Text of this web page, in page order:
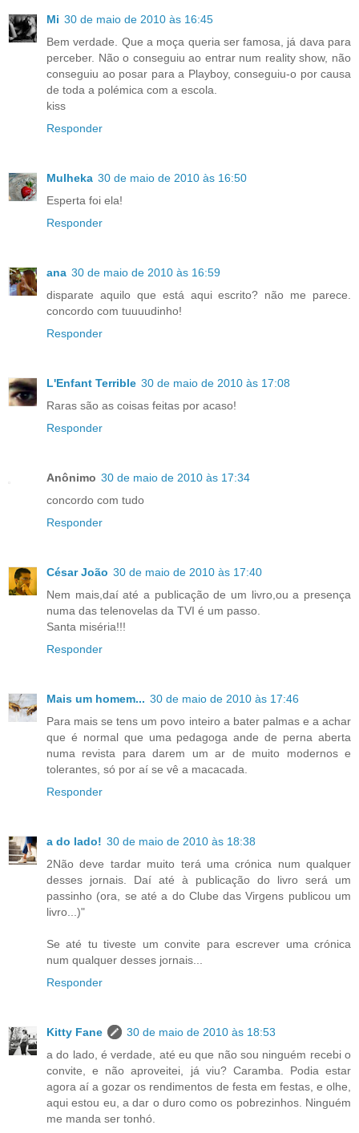
Mi 30 de maio de 2010 às 16:45
Bem verdade. Que a moça queria ser famosa, já dava para
perceber. Não o conseguiu ao entrar num reality show, não
conseguiu ao posar para a Playboy, conseguiu-o por causa
de toda a polémica com a escola.
kiss
Responder
Mulheka 30 de maio de 2010 às 16:50
Esperta foi ela!
Responder
ana 30 de maio de 2010 às 16:59
disparate aquilo que está aqui escrito? não me parece.
concordo com tuuuudinho!
Responder
L'Enfant Terrible 30 de maio de 2010 às 17:08
Raras são as coisas feitas por acaso!
Responder
Anônimo 30 de maio de 2010 às 17:34
concordo com tudo
Responder
César João 30 de maio de 2010 às 17:40
Nem mais,daí até a publicação de um livro,ou a presença
numa das telenovelas da TVI é um passo.
Santa miséria!!!
Responder
Mais um homem... 30 de maio de 2010 às 17:46
Para mais se tens um povo inteiro a bater palmas e a achar
que é normal que uma pedagoga ande de perna aberta
numa revista para darem um ar de muito modernos e
tolerantes, só por aí se vê a macacada.
Responder
a do lado! 30 de maio de 2010 às 18:38
2Não deve tardar muito terá uma crónica num qualquer
desses jornais. Daí até à publicação do livro será um
passinho (ora, se até a do Clube das Virgens publicou um
livro...)"
Se até tu tiveste um convite para escrever uma crónica
num qualquer desses jornais...
Responder
Kitty Fane
30 de maio de 2010 às 18:53
a do lado, é verdade, até eu que não sou ninguém recebi o
convite, e não aproveitei, já viu? Caramba. Podia estar
agora aí a gozar os rendimentos de festa em festas, e olhe,
aqui estou eu, a dar o duro como os pobrezinhos. Ninguém
me manda ser tonhó.